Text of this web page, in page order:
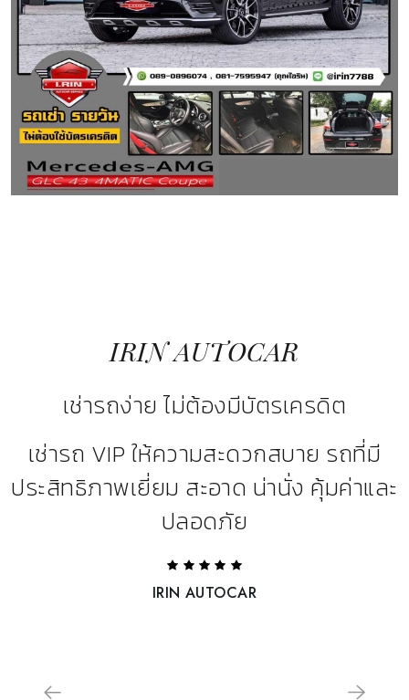
IRIN AUTOCAR
เช่ารถง่าย ไม่ต้องมีบัตรเครดิต
เช่ารถ VIP ให้ความสะดวกสบาย รถที่มี
ประสิทธิภาพเยี่ยม สะอาด น่านั่ง คุ้มค่าและ
ปลอดภัย
IRIN AUTOCAR